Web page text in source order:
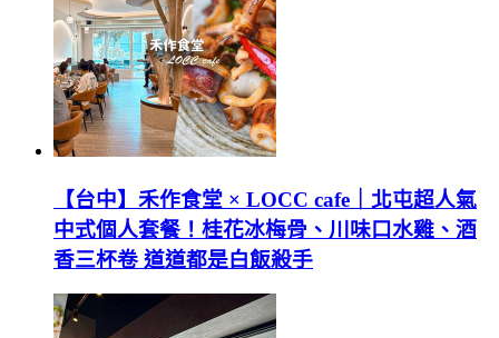
【台中】禾作食堂 × LOCC cafe｜北屯超人氣
中式個人套餐！桂花冰梅骨、川味口水雞、酒
香三杯卷 道道都是白飯殺手